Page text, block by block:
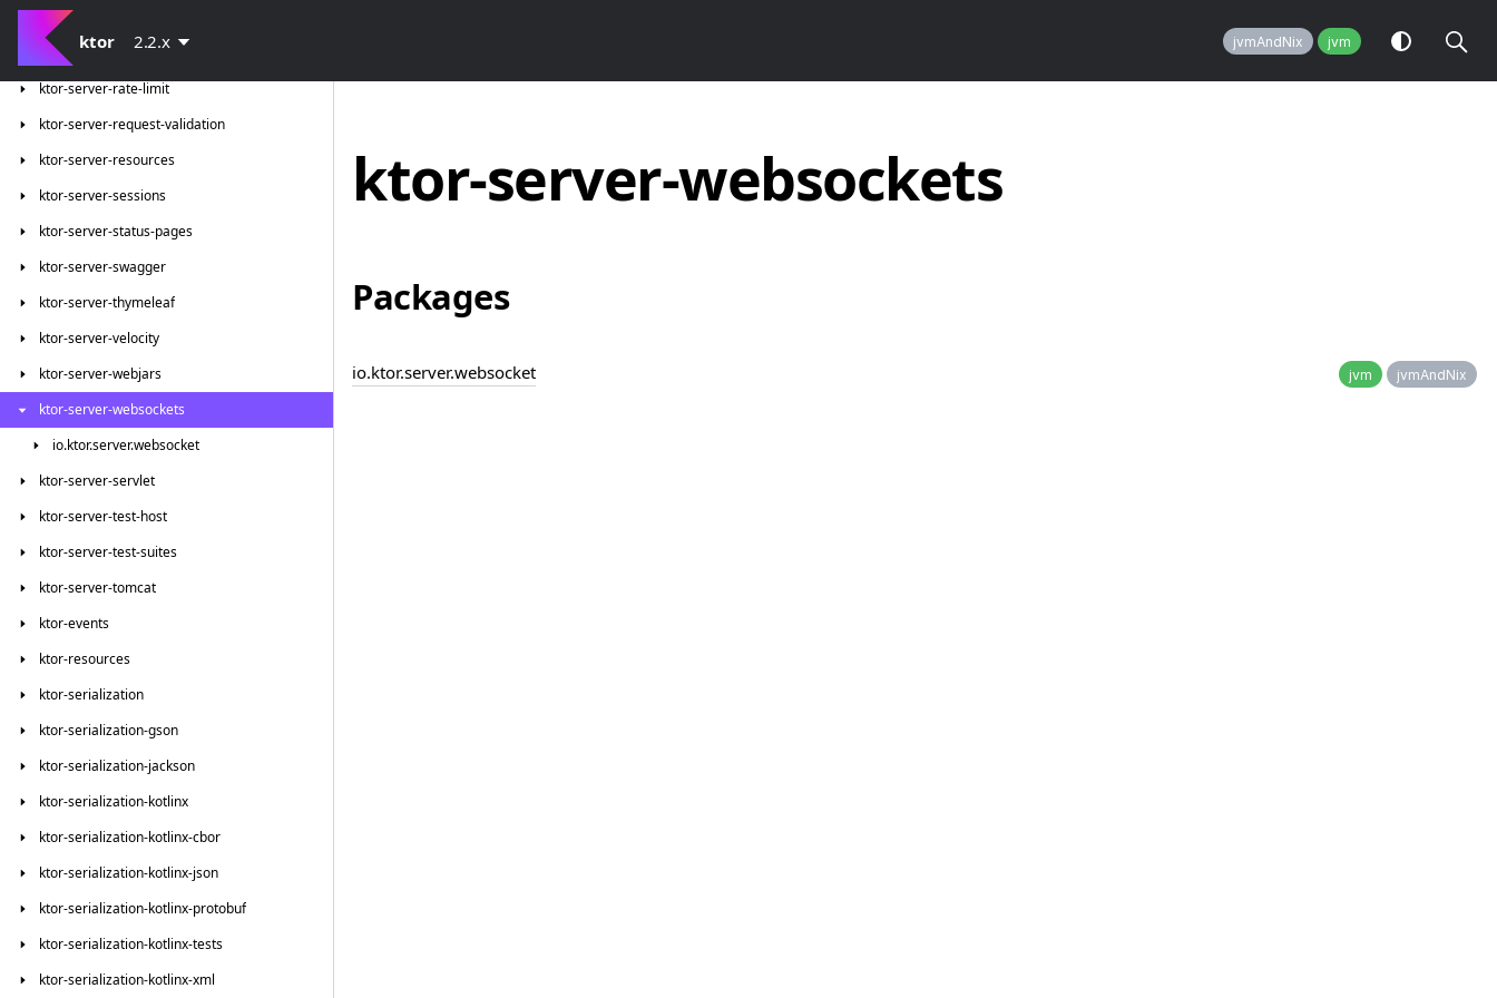
ktor 2.2.x jvmAndNix jvm
ktor-server-partial-content
ktor-server-pebble
ktor-server-rate-limit
ktor-server-request-validation
ktor-server-resources
ktor-server-sessions
ktor-server-status-pages
ktor-server-swagger
ktor-server-thymeleaf
ktor-server-velocity
ktor-server-webjars
ktor-server-websockets
io.ktor.server.websocket
ktor-server-servlet
ktor-server-test-host
ktor-server-test-suites
ktor-server-tomcat
ktor-events
ktor-resources
ktor-serialization
ktor-serialization-gson
ktor-serialization-jackson
ktor-serialization-kotlinx
ktor-serialization-kotlinx-cbor
ktor-serialization-kotlinx-json
ktor-serialization-kotlinx-protobuf
ktor-serialization-kotlinx-tests
ktor-serialization-kotlinx-xml
ktor-server-websockets
Packages
io.ktor.server.websocket jvm jvmAndNix